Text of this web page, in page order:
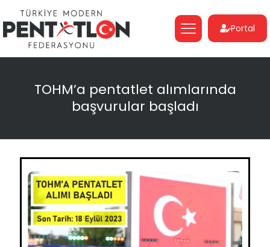
Portal
TOHM’a pentatlet alımlarında
başvurular başladı